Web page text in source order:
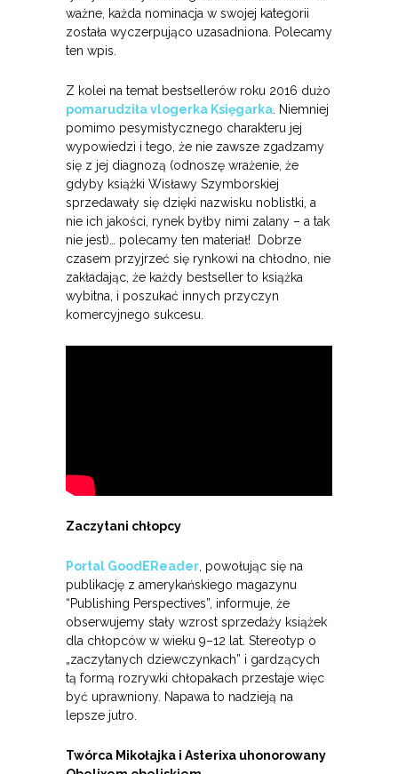
ważne, każda nominacja w swojej kategorii
została wyczerpująco uzasadniona. Polecamy
ten wpis.
Z kolei na temat bestsellerów roku 2016 dużo
pomarudziła vlogerka Księgarka . Niemniej
pomimo pesymistycznego charakteru jej
wypowiedzi i tego, że nie zawsze zgadzamy
się z jej diagnozą (odnoszę wrażenie, że
gdyby książki Wisławy Szymborskiej
sprzedawały się dzięki nazwisku noblistki, a
nie ich jakości, rynek byłby nimi zalany – a tak
nie jest)… polecamy ten materiał! Dobrze
czasem przyjrzeć się rynkowi na chłodno, nie
zakładając, że każdy bestseller to książka
wybitna, i poszukać innych przyczyn
komercyjnego sukcesu.
Zaczytani chłopcy
Portal GoodEReader , powołując się na
publikację z amerykańskiego magazynu
“Publishing Perspectives”, informuje, że
obserwujemy stały wzrost sprzedaży książek
dla chłopców w wieku 9–12 lat. Stereotyp o
„zaczytanych dziewczynkach” i gardzących
tą formą rozrywki chłopakach przestaje więc
być uprawniony. Napawa to nadzieją na
lepsze jutro.
Twórca Mikołajka i Asterixa uhonorowany